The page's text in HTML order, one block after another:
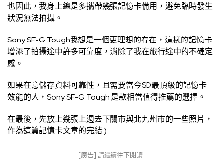
也因此，我身上總是多攜帶幾張記憶卡備用，避免臨時發生
狀況無法拍攝。
Sony SF-G Tough我想是一個更理想的存在，這樣的記憶卡
增添了拍攝途中許多可靠度，消除了我在旅行途中的不確定
感。
如果在意儲存資料可靠性，且需要當今SD最頂級的記憶卡
效能的人，Sony SF-G Tough 是款相當值得推薦的選擇。
在最後，先放上幾張上週去下關市與北九州市的一些照片，
作為這篇記憶卡文章的完結:)
[廣告] 請繼續往下閱讀